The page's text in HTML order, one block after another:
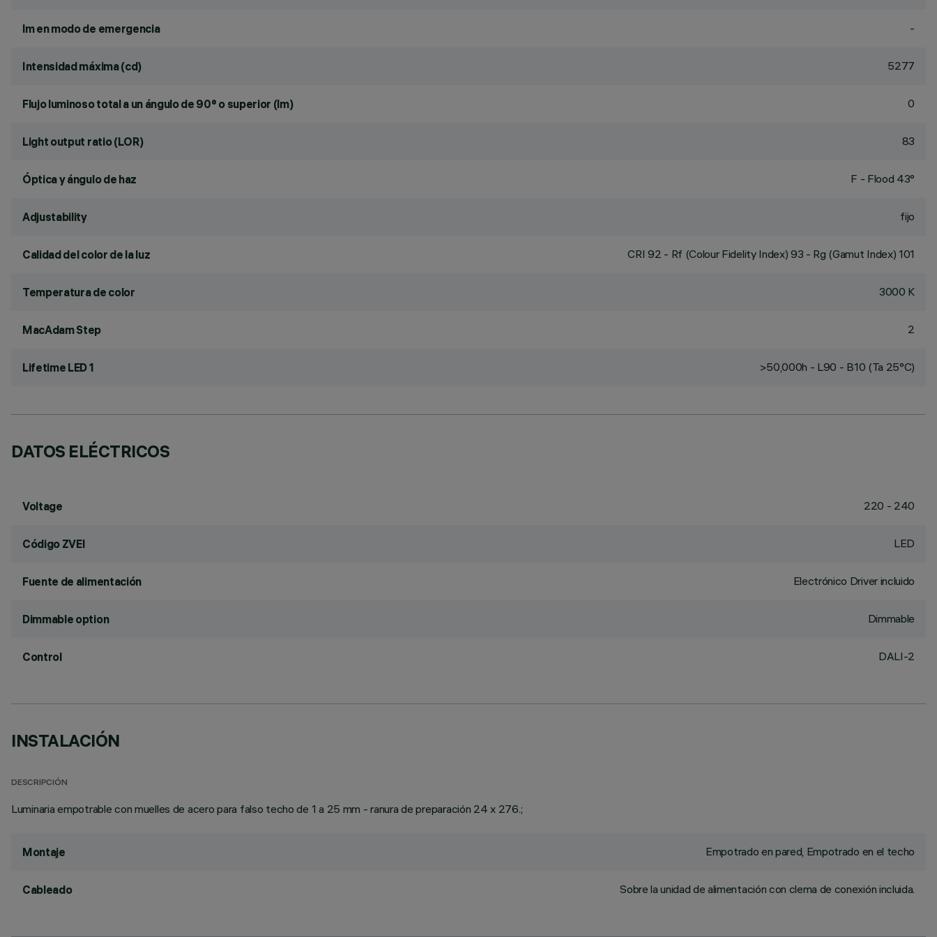
lm en modo de emergencia -
Intensidad máxima (cd) 5277
Flujo luminoso total a un ángulo de 90° o superior (lm) 0
Light output ratio (LOR) 83
Óptica y ángulo de haz F - Flood 43°
Adjustability fijo
Calidad del color de la luz CRI92 - Rf (Colour Fidelity Index) 93 - Rg (Gamut Index) 101
Temperatura de color 3000 K
MacAdam Step 2
Lifetime LED 1 >50,000h - L90 - B10 (Ta 25°C)
DATOS ELÉCTRICOS
Voltage 220 - 240
Código ZVEI LED
Fuente de alimentación Electrónico Driver incluido
Dimmable option Dimmable
Control DALI-2
INSTALACIÓN
DESCRIPCIÓN
Luminaria empotrable con muelles de acero para falso techo de 1 a 25 mm - ranura de preparación 24 x 276.;
Montaje Empotrado en pared, Empotrado en el techo
Cableado Sobre la unidad de alimentación con clema de conexión incluida.